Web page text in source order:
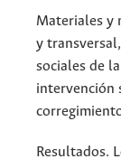
Materiales y
y
sociales de
intervención
Resultados.